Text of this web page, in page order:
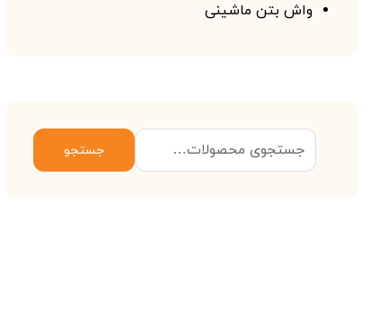
واش بتن ماشینی
جستجو